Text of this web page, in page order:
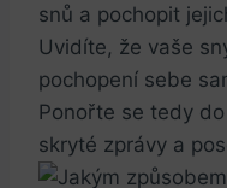
snů a pochopit
Uvidíte, že vaše
pochopení sebe
Ponořte se tedy
skryté zprávy a